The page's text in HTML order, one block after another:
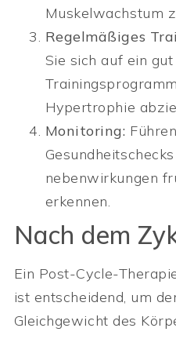
Muskelwachstum
Regelmäßiges
Sie sich auf ein
Hypertrophie
Monitoring:
nebenwirkungen
erkennen.
Nach dem
Ein Post-Cycle-
ist entscheidend, um
Gleichgewicht des